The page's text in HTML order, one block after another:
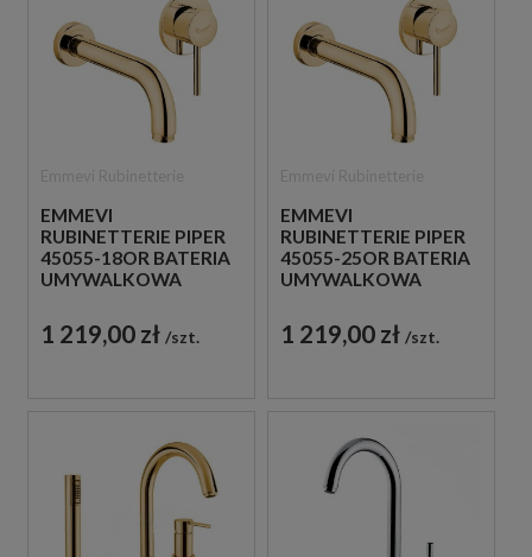
EMMEVI
RUBINETTERIE PIPER
45055-18OR BATERIA
UMYWALKOWA
JEDNOUCHWYTOWA
ZŁOTA
1 219,00 zł szt.
EMMEVI
RUBINETTERIE PIPER
45055-25OR BATERIA
UMYWALKOWA
JEDNOUCHWYTOWA
ZŁOTA
1 219,00 zł szt.